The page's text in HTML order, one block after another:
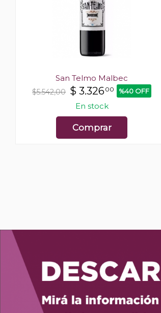
San Telmo Malbec
$5.542,00 $ 3.32600 %40 OFF
En stock
Comprar